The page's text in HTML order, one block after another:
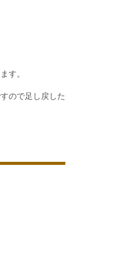
す。
ので足し戻した